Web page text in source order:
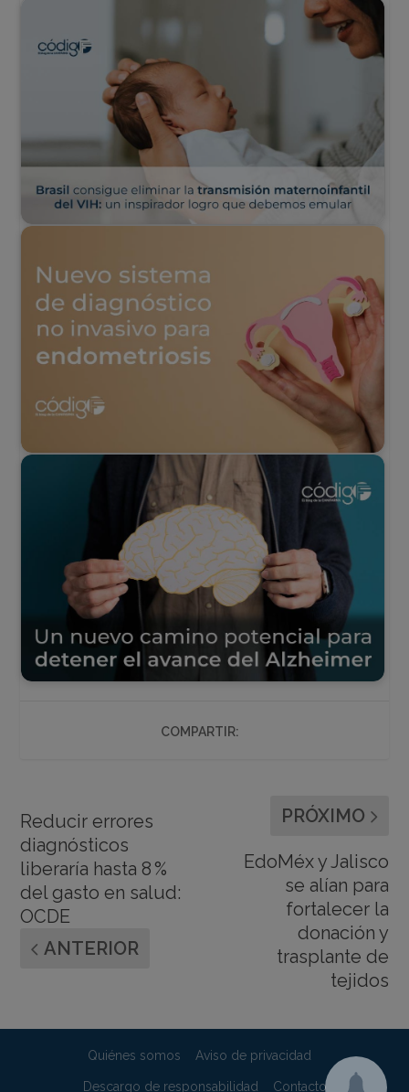
COMPARTIR:
Reducir errores
diagnósticos
liberaría hasta 8 %
del gasto en salud:
OCDE
ANTERIOR
PRÓXIMO
EdoMéx y Jalisco
se alían para
fortalecer la
donación y
trasplante de
tejidos
Quiénes somos Aviso de privacidad
Descargo de responsabilidad Contacto